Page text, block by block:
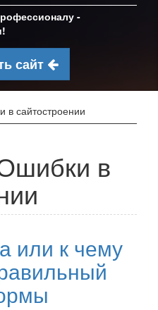
-
сайт
в сайтостроении
в
или к чему